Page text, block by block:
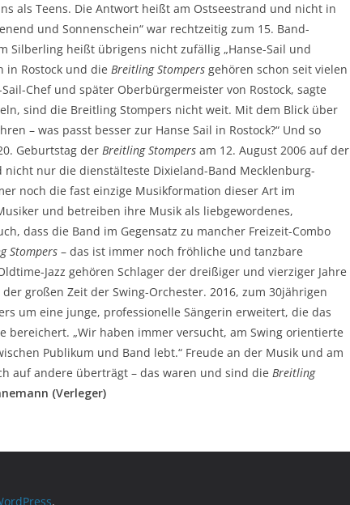
als Teens. Die Antwort heißt am Ostseestrand und nicht in
und Sonnenschein“ war rechtzeitig zum 15. Band-
Silberling heißt übrigens nicht zufällig „Hanse-Sail und
in Rostock und die Breitling Stompers gehören schon seit vielen
Chef und später Oberbürgermeister von Rostock, sagte
sind die Breitling Stompers nicht weit. Mit dem Blick über
– was passt besser zur Hanse Sail in Rostock?“ Und so
Geburtstag der Breitling Stompers am 12. August 2006 auf der
nicht nur die dienstälteste Dixieland-Band Mecklenburg-
noch die fast einzige Musikformation dieser Art im
und betreiben ihre Musik als liebgewordenes,
dass die Band im Gegensatz zu mancher Freizeit-Combo
Stompers – das ist immer noch fröhliche und tanzbare
Jazz gehören Schlager der dreißiger und vierziger Jahre
großen Zeit der Swing-Orchester. 2016, zum 30jährigen
um eine junge, professionelle Sängerin erweitert, die das
bereichert. „Wir haben immer versucht, am Swing orientierte
Publikum und Band lebt.“ Freude an der Musik und am
auf andere überträgt – das waren und sind die Breitling
(Verleger)
.